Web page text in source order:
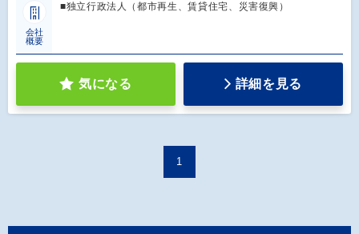
会社
概要
■独立行政法人（都市再生、賃貸住宅、災害復興）
気になる 詳細を見る
1